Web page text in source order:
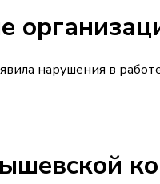
нарушения в